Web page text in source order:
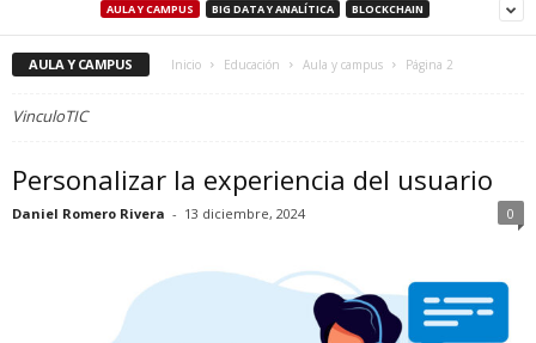
AULA Y CAMPUS BIG DATA Y ANALÍTICA BLOCKCHAIN
AULA Y CAMPUS Inicio Educación Aula y campus Página 2
VinculoTIC
Personalizar la experiencia del usuario
Daniel Romero Rivera - 13 diciembre, 2024 0